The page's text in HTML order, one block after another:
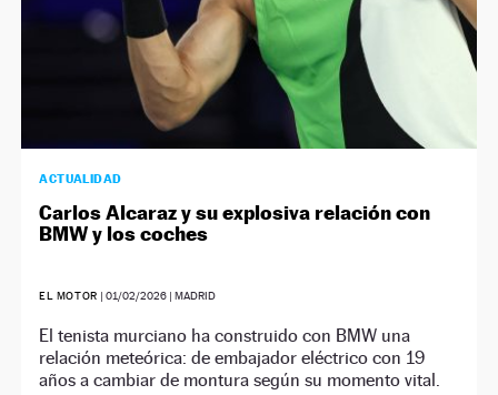
ACTUALIDAD
Carlos Alcaraz y su explosiva relación con
BMW y los coches
EL MOTOR |01/02/2026 | MADRID
El tenista murciano ha construido con BMW una
relación meteórica: de embajador eléctrico con 19
años a cambiar de montura según su momento vital.